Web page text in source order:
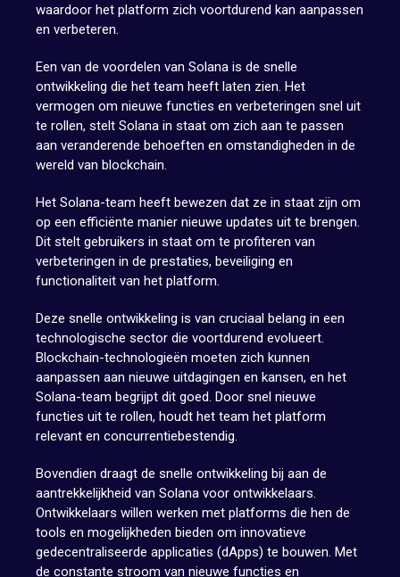
waardoor het platform zich voortdurend kan aanpassen
en verbeteren.
Een van de voordelen van Solana is de snelle
ontwikkeling die het team heeft laten zien. Het
vermogen om nieuwe functies en verbeteringen snel uit
te rollen, stelt Solana in staat om zich aan te passen
aan veranderende behoeften en omstandigheden in de
wereld van blockchain.
Het Solana-team heeft bewezen dat ze in staat zijn om
op een efficiënte manier nieuwe updates uit te brengen.
Dit stelt gebruikers in staat om te profiteren van
verbeteringen in de prestaties, beveiliging en
functionaliteit van het platform.
Deze snelle ontwikkeling is van cruciaal belang in een
technologische sector die voortdurend evolueert.
Blockchain-technologieën moeten zich kunnen
aanpassen aan nieuwe uitdagingen en kansen, en het
Solana-team begrijpt dit goed. Door snel nieuwe
functies uit te rollen, houdt het team het platform
relevant en concurrentiebestendig.
Bovendien draagt ​​de snelle ontwikkeling bij aan de
aantrekkelijkheid van Solana voor ontwikkelaars.
Ontwikkelaars willen werken met platforms die hen de
tools en mogelijkheden bieden om innovatieve
gedecentraliseerde applicaties (dApps) te bouwen. Met
de constante stroom van nieuwe functies en